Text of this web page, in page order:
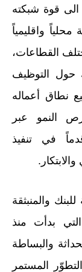
الى قوة شبكته
واقليمياً
القطاعات،
حول التوظيف
نطاق أعماله
النمو عبر
في تنفيذ
للبنك والمنبثقة
بدأت منذ
والبساطة
المستمر